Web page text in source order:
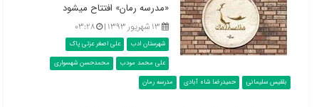
«مدرسه رمان» افتتاح می‎شود
۱۳ شهریور ۱۳۹۳ | ۰۳:۲۸
شهرستان ادب
علی اصغر عزتی پاک
علی محمد مودب
محمدحسن شهسواری
بلقیس سلیمانی
حمیدرضا شاه آبادی مدرسه رمان